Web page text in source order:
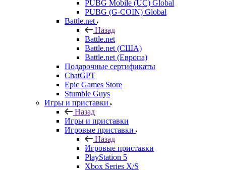
PUBG Mobile (UC) Global
PUBG (G-COIN) Global
Battle.net
Назад
Battle.net
Battle.net (США)
Battle.net (Европа)
Подарочные сертификаты
ChatGPT
Epic Games Store
Stumble Guys
Игры и приставки
Назад
Игры и приставки
Игровые приставки
Назад
Игровые приставки
PlayStation 5
Xbox Series X/S